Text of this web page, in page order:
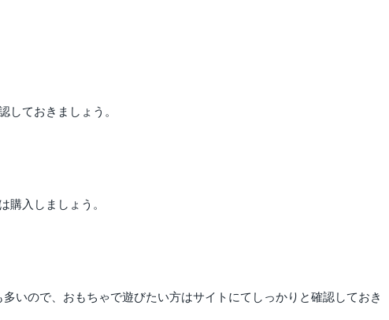
しておきましょう。
購入しましょう。
いので、おもちゃで遊びたい方はサイトにてしっかりと確認しておき